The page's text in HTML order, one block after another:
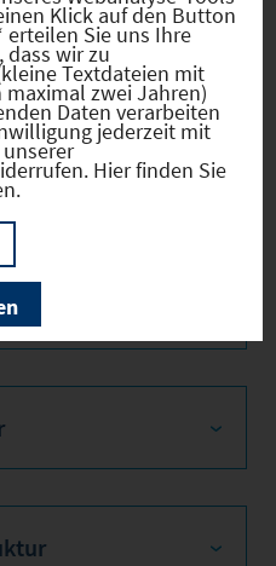
Klick auf den Button
erteilen Sie uns Ihre
wir zu
Textdateien mit
zwei Jahren)
Daten verarbeiten
jederzeit mit
Hier finden Sie